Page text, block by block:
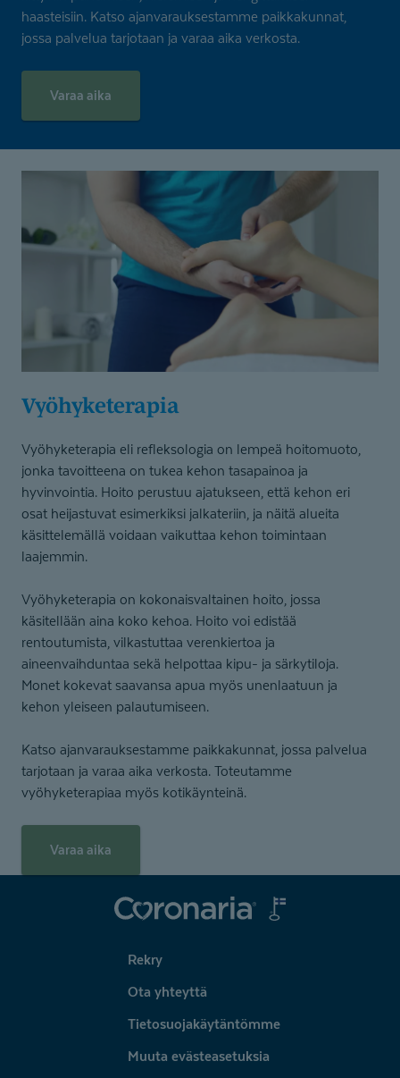
haasteisiin. Katso ajanvarauksestamme paikkakunnat,
jossa palvelua tarjotaan ja varaa aika verkosta.
Varaa aika
Vyöhyketerapia
Vyöhyketerapia eli refleksologia on lempeä hoitomuoto,
jonka tavoitteena on tukea kehon tasapainoa ja
hyvinvointia. Hoito perustuu ajatukseen, että kehon eri
osat heijastuvat esimerkiksi jalkateriin, ja näitä alueita
käsittelemällä voidaan vaikuttaa kehon toimintaan
laajemmin.
Vyöhyketerapia on kokonaisvaltainen hoito, jossa
käsitellään aina koko kehoa. Hoito voi edistää
rentoutumista, vilkastuttaa verenkiertoa ja
aineenvaihduntaa sekä helpottaa kipu- ja särkytiloja.
Monet kokevat saavansa apua myös unenlaatuun ja
kehon yleiseen palautumiseen.
Katso ajanvarauksestamme paikkakunnat, jossa palvelua
tarjotaan ja varaa aika verkosta. Toteutamme
vyöhyketerapiaa myös kotikäynteinä.
Varaa aika
Coronaria
Rekry
Ota yhteyttä
Tietosuojakäytäntömme
Muuta evästeasetuksia